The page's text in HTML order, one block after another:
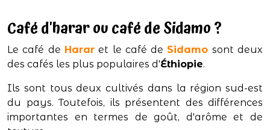
Café d'harar ou café de Sidamo ?
Le café de Hararet le café de Sidamo sont deux
des cafés les plus populaires d'Éthiopie.
Ils sont tous deux cultivés dans la région sud-est
du pays. Toutefois, ils présentent des différences
importantes en termes de goût, d'arôme et de